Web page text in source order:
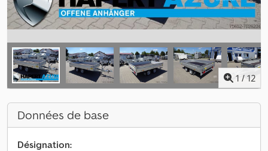
1 / 12
Données de base
Désignation: